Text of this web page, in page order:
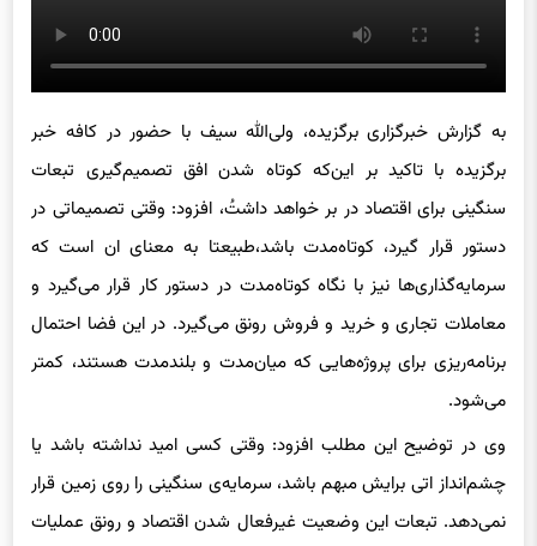
به گزارش خبرگزاری برگزیده، ولی‌الله سیف با حضور در کافه خبر
برگزیده با تاکید بر این‌که کوتاه شدن افق تصمیم‌گیری تبعات
سنگینی برای اقتصاد در بر خواهد داشتُ، افزود: وقتی تصمیماتی در
دستور قرار گیرد، کوتاه‌مدت باشد،طبیعتا به معنای ان است که
سرمایه‌گذاری‌ها نیز با نگاه کوتاه‌مدت در دستور کار قرار می‌گیرد و
معاملات تجاری و خرید و فروش رونق می‌گیرد. در این فضا احتمال
برنامه‌ریزی برای پروژه‌هایی که میان‌مدت و بلندمدت هستند، کمتر
می‌شود.
وی در توضیح این مطلب افزود: وقتی کسی امید نداشته باشد یا
چشم‌انداز اتی برایش مبهم باشد، سرمایه‌ی سنگینی را روی زمین قرار
نمی‌دهد. تبعات این وضعیت غیرفعال شدن اقتصاد و رونق عملیات